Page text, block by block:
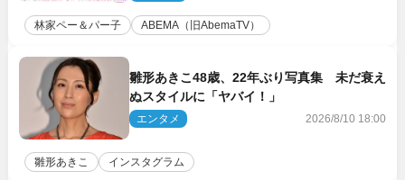
林家ペー＆パー子 ABEMA（旧AbemaTV）
雛形あきこ48歳、22年ぶり写真集 未だ衰え
ぬスタイルに「ヤバイ！」
エンタメ 2026/8/10 18:00
雛形あきこ インスタグラム